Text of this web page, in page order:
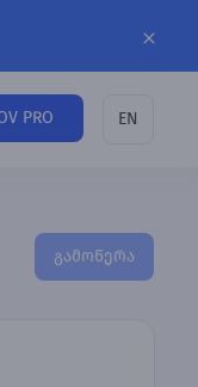
PRO EN
გამოწერა